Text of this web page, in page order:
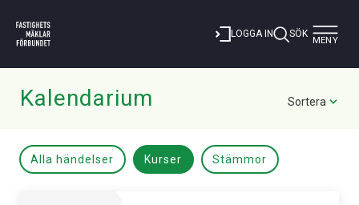
LOGGA IN SÖK Toggle
MENY
Kalendarium
Alla händelser Kurser Stämmor
Sortera